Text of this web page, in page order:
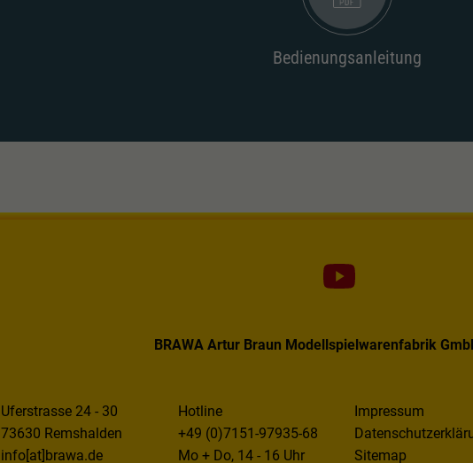
Bedienungsanleitung
BRAWA Artur Braun Modellspielwarenfabrik
Uferstrasse 24 - 30
73630 Remshalden
info[at]brawa.de
Hotline
+49 (0)7151-97935-68
Mo + Do, 14 - 16 Uhr
Impressum
Sitemap